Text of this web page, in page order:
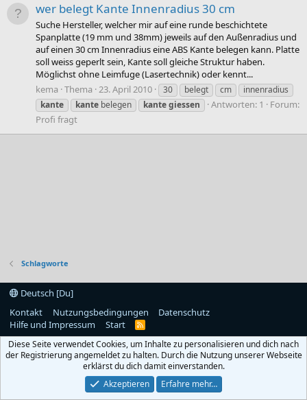
wer belegt Kante Innenradius 30 cm
Suche Hersteller, welcher mir auf eine runde beschichtete
Spanplatte (19 mm und 38mm) jeweils auf den Außenradius und
auf einen 30 cm Innenradius eine ABS Kante belegen kann. Platte
soll weiss geperlt sein, Kante soll gleiche Struktur haben.
Möglichst ohne Leimfuge (Lasertechnik) oder kennt...
kema Thema 23. April 2010 30 belegt cm
innenradius
kante
kante belegen kantegiessen Antworten: 1
Forum:
Profi fragt
Schlagworte
Deutsch [Du]
Kontakt
Nutzungsbedingungen
Datenschutz
Hilfe und Impressum
Start
R
S
Diese Seite verwendet Cookies, um Inhalte zu personalisieren und dich nach
der Registrierung angemeldet zu halten. Durch die Nutzung unserer Webseite
erklärst du dich damit einverstanden.
Akzeptieren
Erfahre mehr…